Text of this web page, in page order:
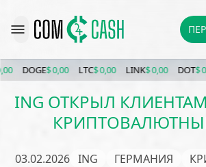
DOGE$ 0,00 LTC $ 0,00 LINK $ 0,00 DOT $ 0,00
ING ОТКРЫЛ
03.02.2026 ING ГЕРМАНИЯ